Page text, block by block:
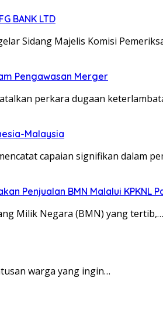
BANK LTD
Sidang Majelis Komisi
Pengawasan Merger
perkara dugaan
Malaysia
capaian signifikan dalam
Penjualan BMN Malalui KPKNL
Milik Negara (BMN) yang tertib,…
warga yang ingin…